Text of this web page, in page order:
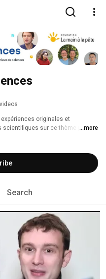
originales et
scientifiques sur ce thème puis ...more
Search